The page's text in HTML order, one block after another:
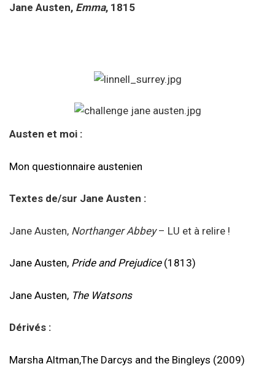
Jane Austen, Emma, 1815
Austen et moi :
Mon questionnaire austenien
Textes de/sur Jane Austen :
Jane Austen, Northanger Abbey– LU et à relire !
Jane Austen, Pride and Prejudice(1813)
Jane Austen, The Watsons
Dérivés :
Marsha Altman,The Darcys and the Bingleys (2009)